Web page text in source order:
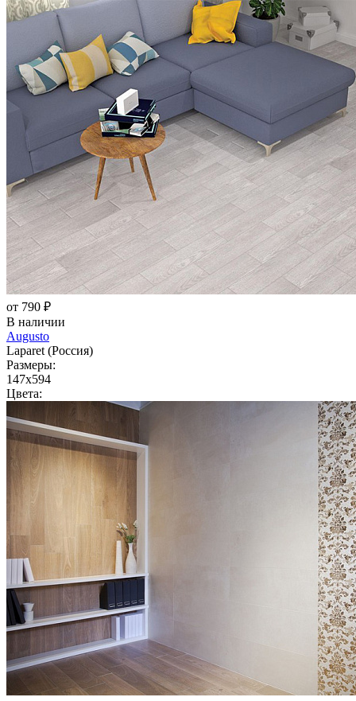
от 790 ₽
В наличии
Augusto
Laparet (Россия)
Размеры:
147x594
Цвета: